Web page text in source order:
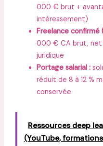
000 € brut +
intéressement)
Freelance confirmé
000 € CA brut, net
juridique
Portage salarial :
réduit de 8 à 12 %
conservée
Ressources deep
(YouTube,